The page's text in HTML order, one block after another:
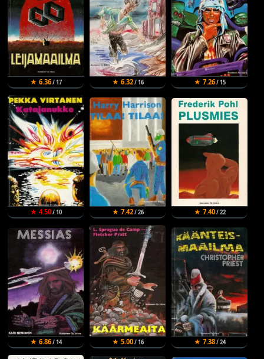
★ 6.36/ 17 ★ 6.32/ 16 ★ 7.26/ 15
★ 4.50/ 10 ★ 7.42/ 26 ★ 7.40/ 22
★ 6.86/ 14 ★ 5.00/ 16 ★ 7.38/ 24